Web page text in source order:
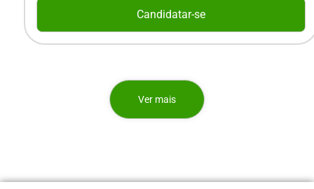
Candidatar-se
Ver mais